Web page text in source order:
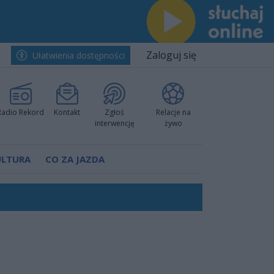
Ułatwienia dostępności Zaloguj się
Rekord Kontakt
Zgłoś
interwencję
Relacje na
żywo
CO ZA JAZDA
pokazali klasę
nową sportową tradycję"